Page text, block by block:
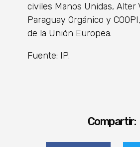
civiles Manos Unidas, Alter
Paraguay Orgánico y
de la Unión Europea.
Fuente: IP.
Compartir: